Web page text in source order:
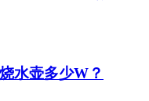
水壶多少W？